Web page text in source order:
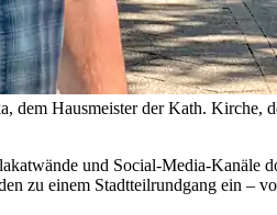
Hausmeister der Kath. Kirche,
und Social-Media-Kanäle
zu einem Stadtteilrundgang ein –